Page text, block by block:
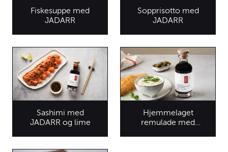
Fiskesuppe med
JADARR
Sopprisotto med
JADARR
Sashimi med
JADARR og lime
Hjemmelaget
remulade med